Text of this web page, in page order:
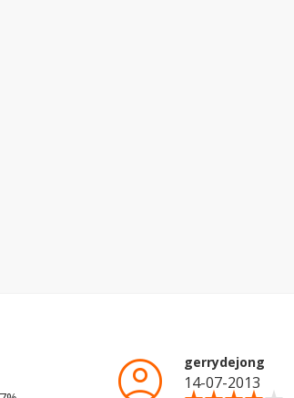
account_circle gerrydejong
14-07-2013